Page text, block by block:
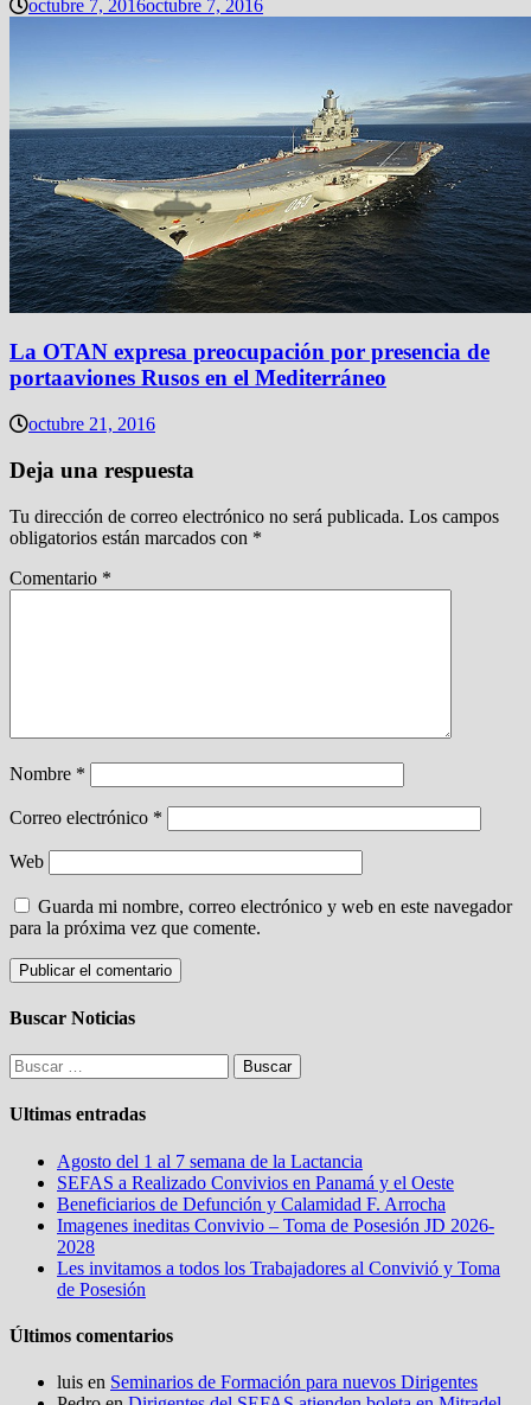
octubre 7, 2016octubre 7, 2016
La OTAN expresa preocupación por presencia de
portaaviones Rusos en el Mediterráneo
octubre 21, 2016
Deja una respuesta
Tu dirección de correo electrónico no será publicada. Los campos
obligatorios están marcados con *
Comentario *
Nombre *
Correo electrónico *
Web
Guarda mi nombre, correo electrónico y web en este navegador
para la próxima vez que comente.
Buscar Noticias
Buscar:
Ultimas entradas
Agosto del 1 al 7 semana de la Lactancia
SEFAS a Realizado Convivios en Panamá y el Oeste
Beneficiarios de Defunción y Calamidad F. Arrocha
Imagenes ineditas Convivio – Toma de Posesión JD 2026-
2028
Les invitamos a todos los Trabajadores al Convivió y Toma
de Posesión
Últimos comentarios
luis en Seminarios de Formación para nuevos Dirigentes